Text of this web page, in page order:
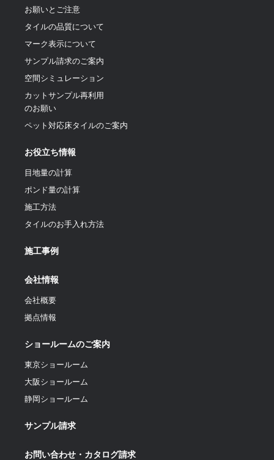
お願いとご注意
タイルの品質について
マーク表示について
サンプル請求のご案内
空間シミュレーション
カットサンプル再利用
のお願い
ペット対応床タイルのご案内
お役立ち情報
目地量の計算
ポンド量の計算
施工方法
タイルのお手入れ方法
施工事例
会社情報
会社概要
拠点情報
ショールームのご案内
東京ショールーム
大阪ショールーム
静岡ショールーム
サンプル請求
お問い合わせ・カタログ請求